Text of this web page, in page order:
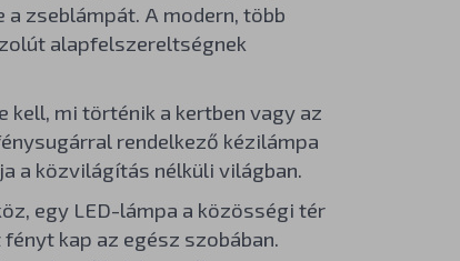
zseblámpát. A modern, több
alapfelszereltségnek
kell, mi történik a kertben vagy az
rendelkező kézilámpa
a közvilágítás nélküli világban.
egy LED-lámpa a közösségi tér
kap az egész szobában.